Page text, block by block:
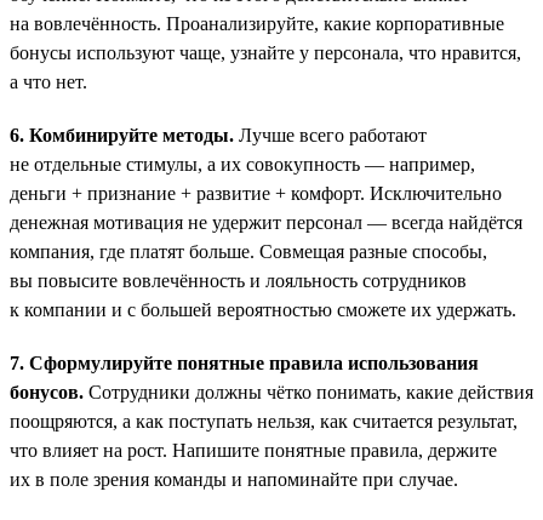
на вовлечённость. Проанализируйте, какие корпоративные
бонусы используют чаще, узнайте у персонала, что нравится,
а что нет.
6. Комбинируйте методы. Лучше всего работают
не отдельные стимулы, а их совокупность — например,
деньги + признание + развитие + комфорт. Исключительно
денежная мотивация не удержит персонал — всегда найдётся
компания, где платят больше. Совмещая разные способы,
вы повысите вовлечённость и лояльность сотрудников
к компании и с большей вероятностью сможете их удержать.
7. Сформулируйте понятные правила использования
бонусов. Сотрудники должны чётко понимать, какие действия
поощряются, а как поступать нельзя, как считается результат,
что влияет на рост. Напишите понятные правила, держите
их в поле зрения команды и напоминайте при случае.